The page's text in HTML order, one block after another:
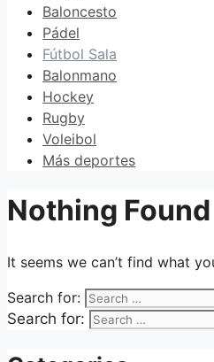
Baloncesto
Pádel
Fútbol Sala
Balonmano
Hockey
Rugby
Voleibol
Más deportes
Nothing Found
It seems we can’t find what
Search for:
Search for: